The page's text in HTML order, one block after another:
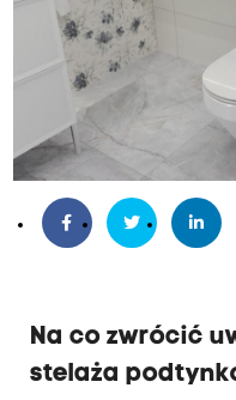
Na co zwrócić
stelaża